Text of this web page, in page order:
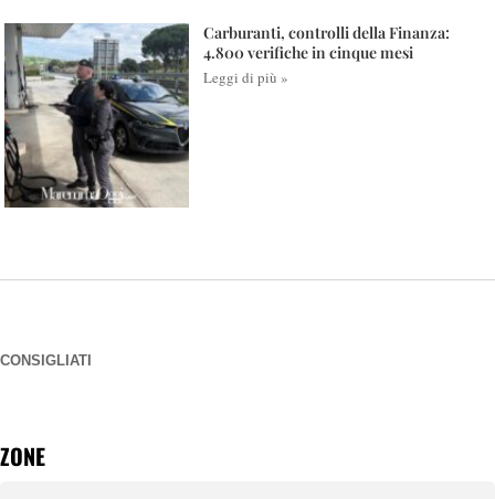
Carburanti, controlli della Finanza:
4.800 verifiche in cinque mesi
Leggi di più »
CONSIGLIATI
ZONE